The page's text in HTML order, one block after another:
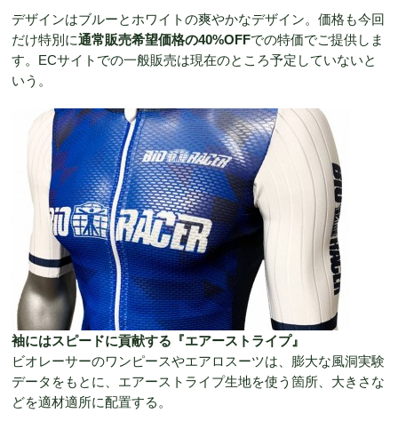
デザインはブルーとホワイトの爽やかなデザイン。価格も今回
だけ特別に通常販売希望価格の40%OFFでの特価でご提供しま
す。ECサイトでの一般販売は現在のところ予定していないと
いう。
袖にはスピードに貢献する『エアーストライプ』
ビオレーサーのワンピースやエアロスーツは、膨大な風洞実験
データをもとに、エアーストライプ生地を使う箇所、大きさな
どを適材適所に配置する。